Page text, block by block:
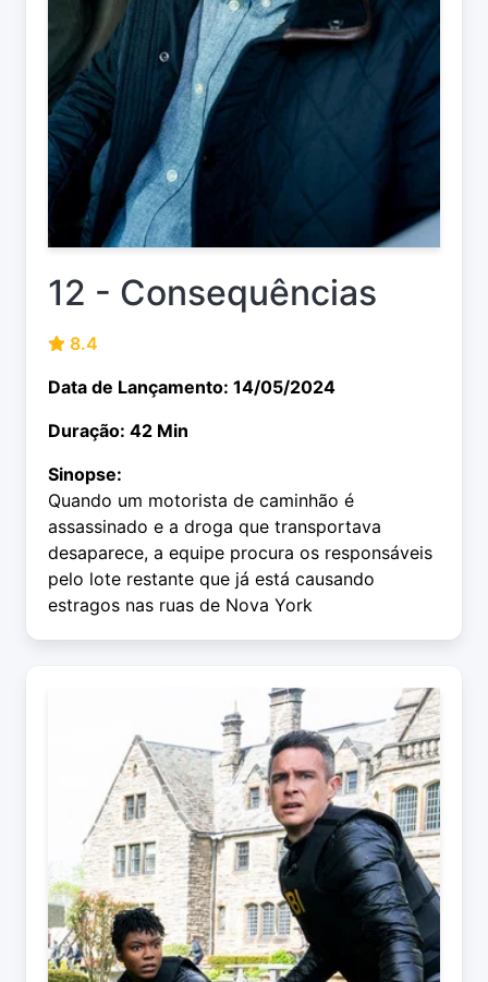
12 - Consequências
8.4
Data de Lançamento: 14/05/2024
Duração: 42 Min
Sinopse:
Quando um motorista de caminhão é
assassinado e a droga que transportava
desaparece, a equipe procura os responsáveis
pelo lote restante que já está causando
estragos nas ruas de Nova York